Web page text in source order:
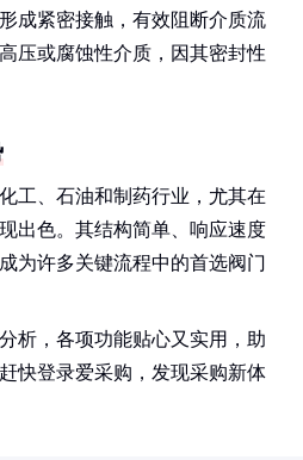
成紧密接触，有效阻断介质流
压或腐蚀性介质，因其密封性
工、石油和制药行业，尤其在
出色。其结构简单、响应速度
为许多关键流程中的首选阀门
析，各项功能贴心又实用，助
快登录爱采购，发现采购新体